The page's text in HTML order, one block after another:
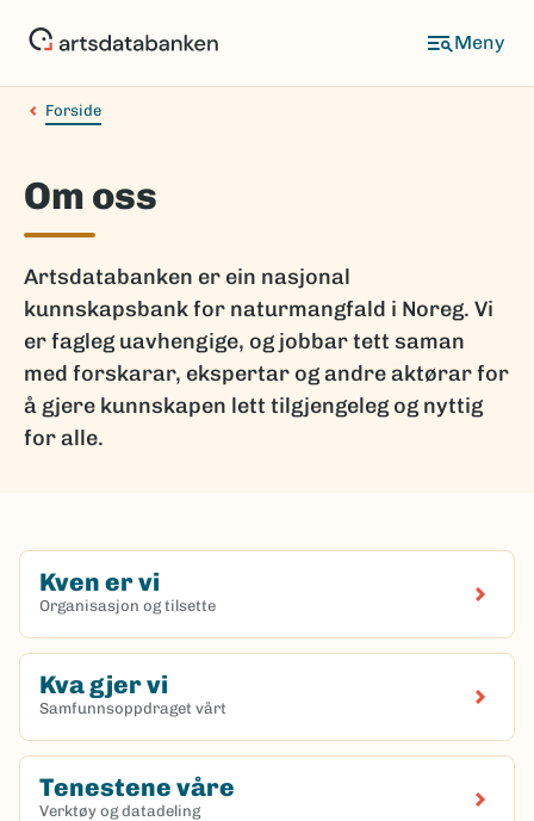
Forside
Om oss
Artsdatabanken er ein nasjonal
kunnskapsbank for naturmangfald i Noreg. Vi
er fagleg uavhengige, og jobbar tett saman
med forskarar, ekspertar og andre aktørar for
å gjere kunnskapen lett tilgjengeleg og nyttig
for alle.
Kven er vi
Organisasjon og tilsette
Kva gjer vi
Samfunnsoppdraget vårt
Tenestene våre
Verktøy og datadeling